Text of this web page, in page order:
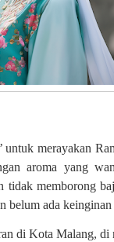
merayakan
aroma yang
tidak memborong
belum ada
di Kota Malang, di